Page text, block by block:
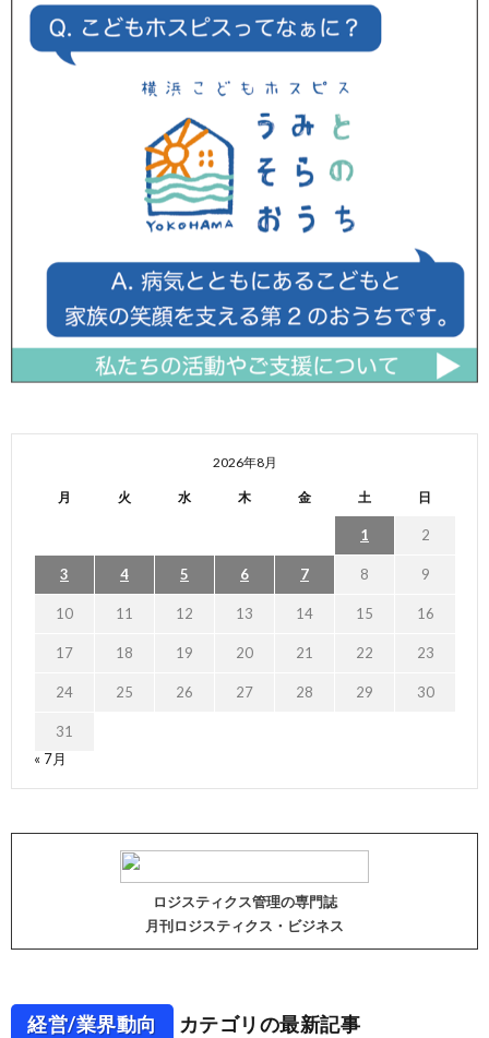
2026年8月
月 火 水 木 金 土 日
1 2
3 4 5 6 7 8 9
10 11 12 13 14 15 16
17 18 19 20 21 22 23
24 25 26 27 28 29 30
31
« 7月
ロジスティクス管理の専門誌
月刊ロジスティクス・ビジネス
経営/業界動向 カテゴリの最新記事